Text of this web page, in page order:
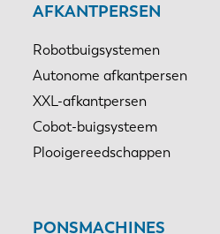
AFKANTPERSEN
Robotbuigsystemen
Autonome afkantpersen
XXL-afkantpersen
Cobot-buigsysteem
Plooigereedschappen
PONSMACHINES